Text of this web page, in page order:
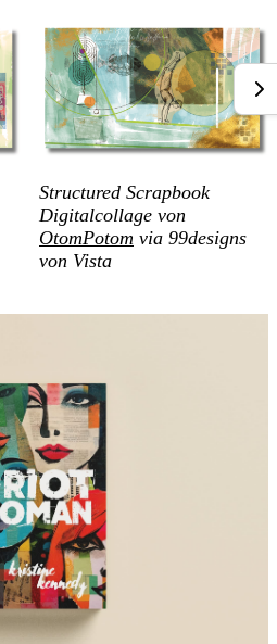
Structured Scrapbook
Digitalcollage von
OtomPotom via 99designs
von Vista